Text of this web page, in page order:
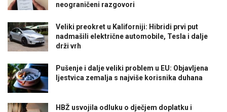
neograničeni razgovori
Veliki preokret u Kaliforniji: Hibridi prvi put
nadmašili električne automobile, Tesla i dalje
drži vrh
Pušenje i dalje veliki problem u EU: Objavljena
ljestvica zemalja s najviše korisnika duhana
HBŽ usvojila odluku o dječjem doplatku i